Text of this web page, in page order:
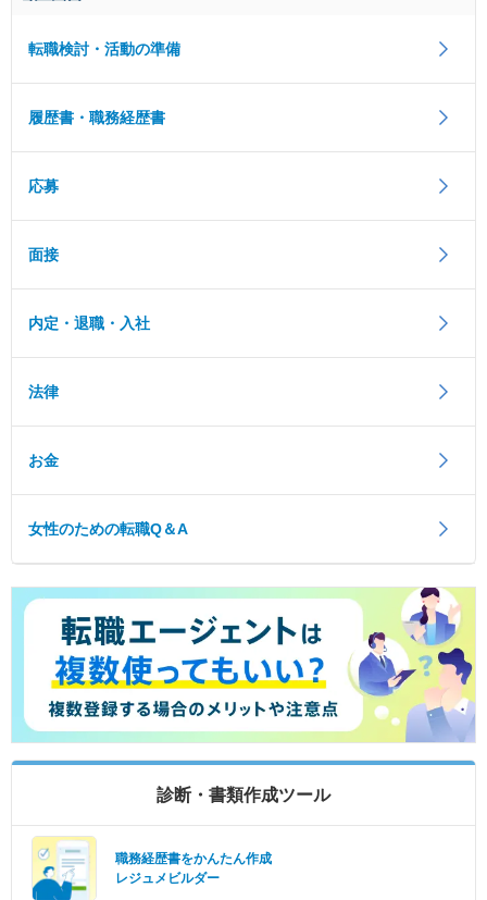
転職検討・活動の準備
履歴書・職務経歴書
応募
面接
内定・退職・入社
法律
お金
女性のための転職Q＆A
診断・書類作成ツール
職務経歴書をかんたん作成
レジュメビルダー